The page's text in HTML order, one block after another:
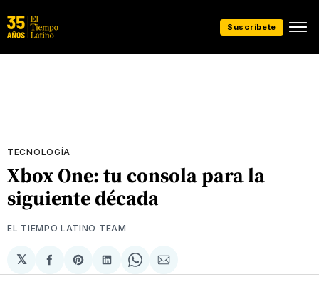
Suscríbete
TECNOLOGÍA
Xbox One: tu consola para la
siguiente década
EL TIEMPO LATINO TEAM
𝕏
Compartir
en
Share
on
Compartir
en
Share
on
Compartir
via